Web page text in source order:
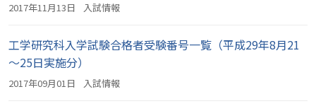
2017年11月13日 入試情報
工学研究科入学試験合格者受験番号一覧（平成29年8月21
～25日実施分）
2017年09月01日 入試情報